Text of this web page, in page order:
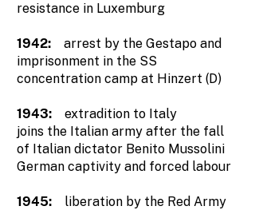
resistance in Luxemburg
1942: arrest by the Gestapo and
imprisonment in the SS
concentration camp at Hinzert (D)
1943: extradition to Italy
joins the Italian army after the fall
of Italian dictator Benito Mussolini
German captivity and forced labour
1945: liberation by the Red Army